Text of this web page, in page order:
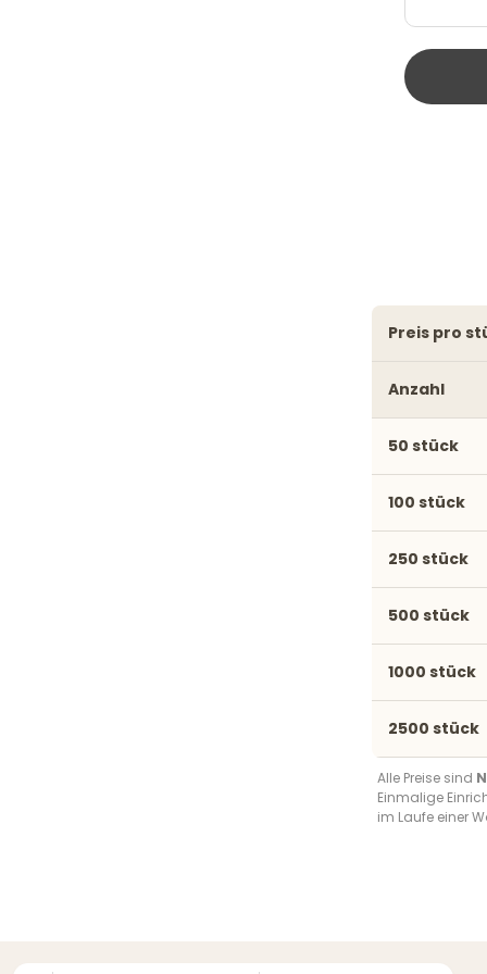
preis pro
Anzahl
50 stück
100 stück
250 stück
500 stück
1000 stück
2500 stück
Alle Preise sind
Einmalige
im Laufe einer